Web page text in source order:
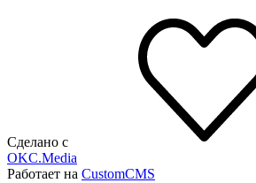
Сделано с
OKC.Media
Работает на CustomCMS